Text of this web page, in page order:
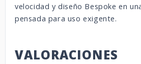
velocidad y diseño Bespoke en
pensada para uso exigente.
VALORACIONES